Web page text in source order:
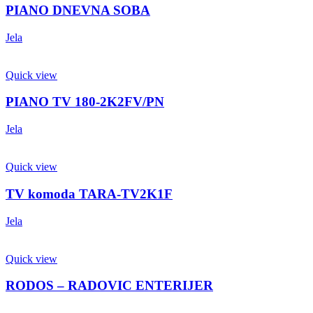
PIANO DNEVNA SOBA
Jela
Quick view
PIANO TV 180-2K2FV/PN
Jela
Quick view
TV komoda TARA-TV2K1F
Jela
Quick view
RODOS – RADOVIC ENTERIJER